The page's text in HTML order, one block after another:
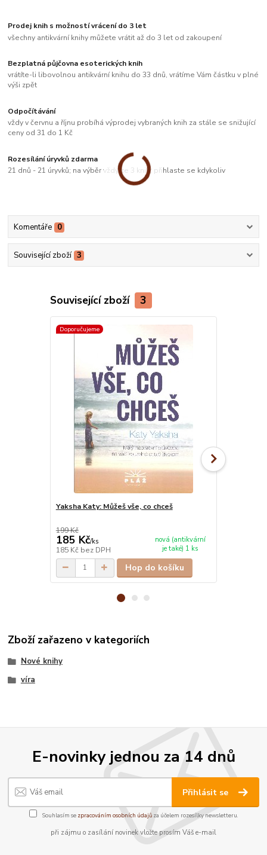
Prodej knih s možností vrácení do 3 let
všechny antikvární knihy můžete vrátit až do 3 let od zakoupení
Bezplatná půjčovna esoterických knih
vrátíte-li libovolnou antikvární knihu do 33 dnů, vrátíme Vám částku v plné
výši zpět
Odpočítávání
vždy v červnu a říjnu probíhá výprodej vybraných knih za stále se snižující
ceny od 31 do 1 Kč
Rozesílání úryvků zdarma
21 dnů - 21 úryvků; na výběr vždy ze 3 knih; přihlaste se kdykoliv
Komentáře 0
Související zboží 3
Související zboží 3
Doporučujeme
Yaksha Katy: Můžeš vše, co chceš
199 Kč
185 Kč/ks
185 Kč bez DPH
nová (antikvární
je také) 1 ks
Hop do košíku
Zboží zařazeno v kategoriích
Nové knihy
víra
E-novinky jednou za 14 dnů
Přihlásit se
Souhlasím se zpracováním osobních údajůza účelem rozesílky newsletteru.
při zájmu o zasílání novinek vložte prosím Váš e-mail